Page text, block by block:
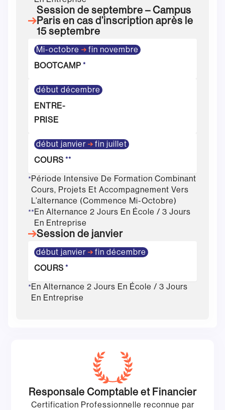
Session de septembre – Campus
Paris en cas d’inscription après le
15 septembre
Mi-octobre
fin novembre
BOOTCAMP *
début décembre
ENTRE-
PRISE
début janvier
fin juillet
COURS **
*Période Intensive De Formation Combinant
Cours, Projets Et Accompagnement Vers
L’alternance (commence Mi-Octobre)
**En Alternance 2 Jours En École / 3 Jours
En Entreprise
Session de janvier
début janvier
fin décembre
COURS *
*En Alternance 2 Jours En École / 3 Jours
En Entreprise
Responsale Comptable et Financier
Certification Professionnelle reconnue par